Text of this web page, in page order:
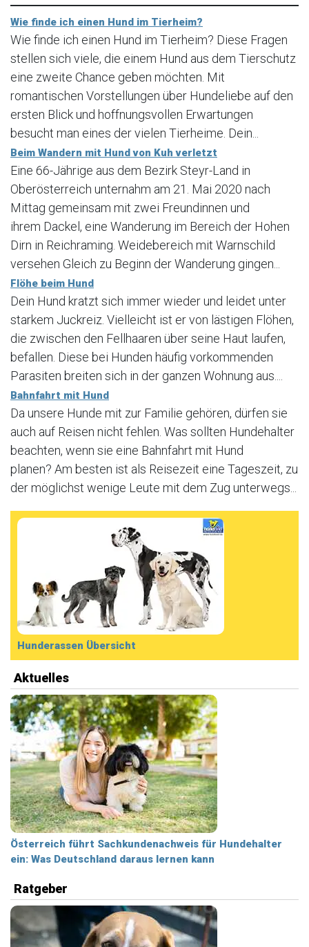
Wie finde ich einen Hund im Tierheim?
Wie finde ich einen Hund im Tierheim? Diese Fragen
stellen sich viele, die einem Hund aus dem Tierschutz
eine zweite Chance geben möchten. Mit
romantischen Vorstellungen über Hundeliebe auf den
ersten Blick und hoffnungsvollen Erwartungen
besucht man eines der vielen Tierheime. Dein...
Beim Wandern mit Hund von Kuh verletzt
Eine 66-Jährige aus dem Bezirk Steyr-Land in
Oberösterreich unternahm am 21. Mai 2020 nach
Mittag gemeinsam mit zwei Freundinnen und
ihrem Dackel, eine Wanderung im Bereich der Hohen
Dirn in Reichraming. Weidebereich mit Warnschild
versehen Gleich zu Beginn der Wanderung gingen...
Flöhe beim Hund
Dein Hund kratzt sich immer wieder und leidet unter
starkem Juckreiz. Vielleicht ist er von lästigen Flöhen,
die zwischen den Fellhaaren über seine Haut laufen,
befallen. Diese bei Hunden häufig vorkommenden
Parasiten breiten sich in der ganzen Wohnung aus....
Bahnfahrt mit Hund
Da unsere Hunde mit zur Familie gehören, dürfen sie
auch auf Reisen nicht fehlen. Was sollten Hundehalter
beachten, wenn sie eine Bahnfahrt mit Hund
planen? Am besten ist als Reisezeit eine Tageszeit, zu
der möglichst wenige Leute mit dem Zug unterwegs...
Hunderassen Übersicht
Aktuelles
Österreich führt Sachkundenachweis für Hundehalter
ein: Was Deutschland daraus lernen kann
Ratgeber